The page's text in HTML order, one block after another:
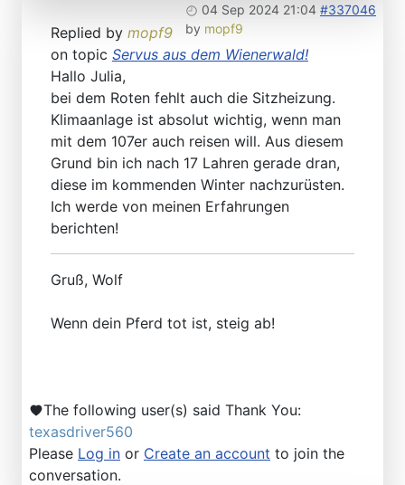
04 Sep 2024 21:04 #337046
by mopf9
Replied by mopf9
on topic Servus aus dem Wienerwald!
Hallo Julia,
bei dem Roten fehlt auch die Sitzheizung.
Klimaanlage ist absolut wichtig, wenn man
mit dem 107er auch reisen will. Aus diesem
Grund bin ich nach 17 Lahren gerade dran,
diese im kommenden Winter nachzurüsten.
Ich werde von meinen Erfahrungen
berichten!
Gruß, Wolf
Wenn dein Pferd tot ist, steig ab!
The following user(s) said Thank You:
texasdriver560
Please Log in or Create an account to join the
conversation.